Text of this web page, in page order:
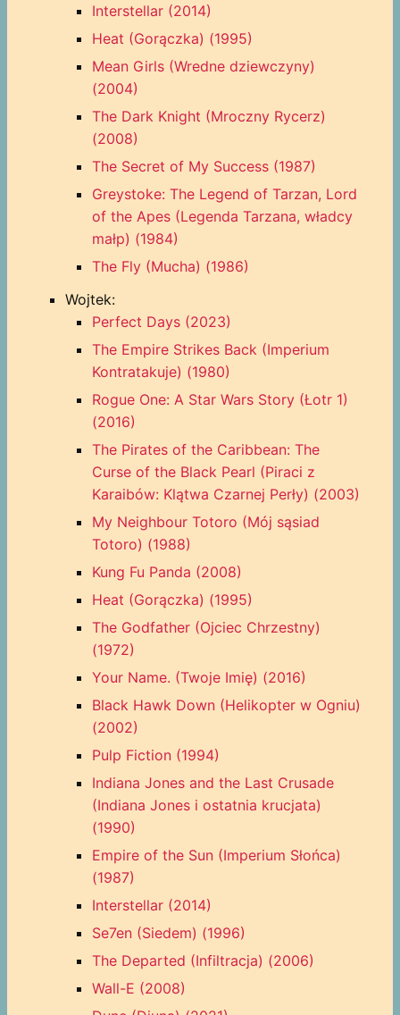
Interstellar (2014)
Heat (Gorączka) (1995)
Mean Girls (Wredne dziewczyny)
(2004)
The Dark Knight (Mroczny Rycerz)
(2008)
The Secret of My Success (1987)
Greystoke: The Legend of Tarzan, Lord
of the Apes (Legenda Tarzana, władcy
małp) (1984)
The Fly (Mucha) (1986)
Wojtek:
Perfect Days (2023)
The Empire Strikes Back (Imperium
Kontratakuje) (1980)
Rogue One: A Star Wars Story (Łotr 1)
(2016)
The Pirates of the Caribbean: The
Curse of the Black Pearl (Piraci z
Karaibów: Klątwa Czarnej Perły) (2003)
My Neighbour Totoro (Mój sąsiad
Totoro) (1988)
Kung Fu Panda (2008)
Heat (Gorączka) (1995)
The Godfather (Ojciec Chrzestny)
(1972)
Your Name. (Twoje Imię) (2016)
Black Hawk Down (Helikopter w Ogniu)
(2002)
Pulp Fiction (1994)
Indiana Jones and the Last Crusade
(Indiana Jones i ostatnia krucjata)
(1990)
Empire of the Sun (Imperium Słońca)
(1987)
Interstellar (2014)
Se7en (Siedem) (1996)
The Departed (Infiltracja) (2006)
Wall-E (2008)